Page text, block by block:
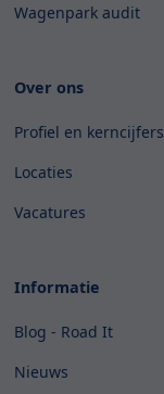
Wagenpark audit
Over ons
Profiel en kerncijfers
Locaties
Vacatures
Informatie
Blog - Road It
Nieuws